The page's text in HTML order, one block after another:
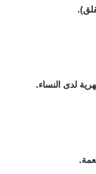
لدى النساء.